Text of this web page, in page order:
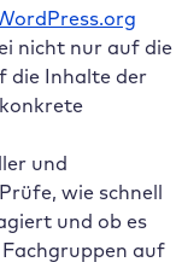
nicht nur auf die
die Inhalte der
und
wie schnell
und ob es
auf